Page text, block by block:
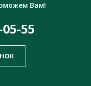
Вам!
55